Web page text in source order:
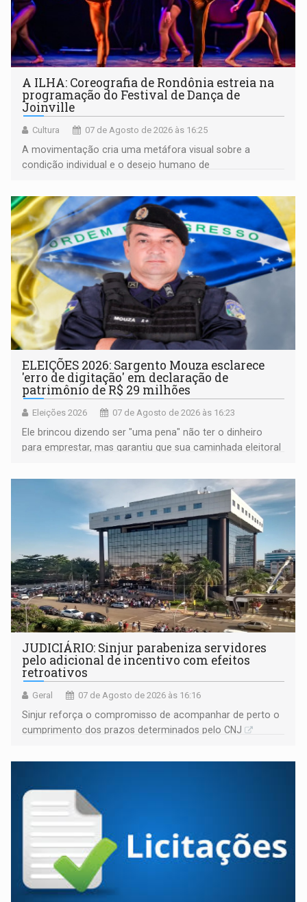
A ILHA: Coreografia de Rondônia estreia na
programação do Festival de Dança de
Joinville
Cultura 07 de Agosto de 2026 às 16:25
A movimentação cria uma metáfora visual sobre a
condição individual e o desejo humano de
ELEIÇÕES 2026: Sargento Mouza esclarece
'erro de digitação' em declaração de
patrimônio de R$ 29 milhões
Eleições 2026 07 de Agosto de 2026 às 16:23
Ele brincou dizendo ser "uma pena" não ter o dinheiro
para emprestar, mas garantiu que sua caminhada eleitoral
JUDICIÁRIO: Sinjur parabeniza servidores
pelo adicional de incentivo com efeitos
retroativos
Geral 07 de Agosto de 2026 às 16:16
Sinjur reforça o compromisso de acompanhar de perto o
cumprimento dos prazos determinados pelo CNJ